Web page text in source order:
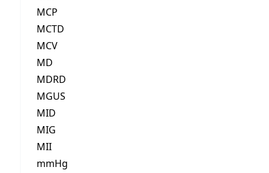
MCP
MCTD
MCV
MD
MDRD
MGUS
MID
MIG
MII
mmHg